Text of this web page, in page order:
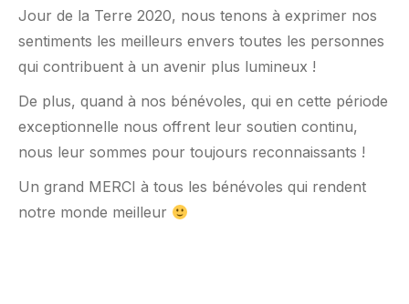
Jour de la Terre 2020, nous tenons à exprimer nos
sentiments les meilleurs envers toutes les personnes
qui contribuent à un avenir plus lumineux !
De plus, quand à nos bénévoles, qui en cette période
exceptionnelle nous offrent leur soutien continu,
nous leur sommes pour toujours reconnaissants !
Un grand MERCI à tous les bénévoles qui rendent
notre monde meilleur